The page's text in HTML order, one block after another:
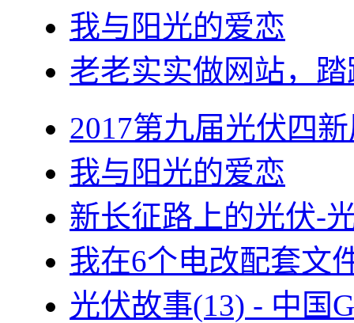
我与阳光的爱恋
老老实实做网站，
2017第九届光伏四
我与阳光的爱恋
新长征路上的光伏-
我在6个电改配套文
光伏故事(13) - 中国